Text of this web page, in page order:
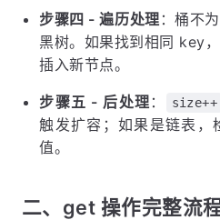
步骤四 - 遍历处理 ：桶不
黑树。如果找到相同 key
插入新节点。
步骤五 - 后处理 ： size++
触发扩容；如果是链表，
值。
二、get 操作完整流